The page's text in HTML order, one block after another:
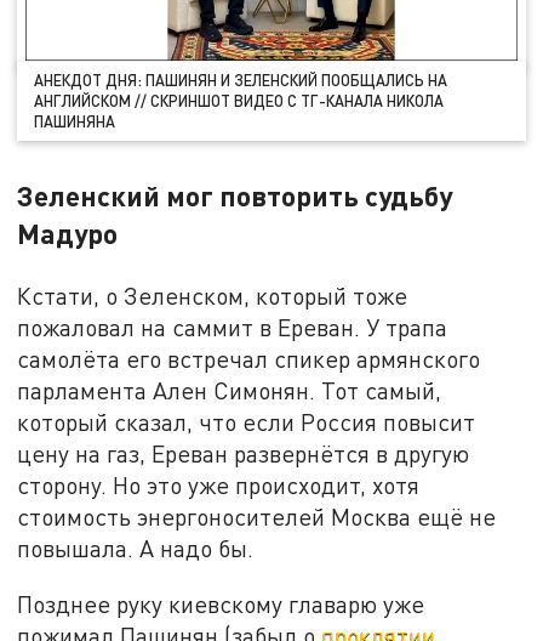
АНЕКДОТ ДНЯ: ПАШИНЯН И ЗЕЛЕНСКИЙ ПООБЩАЛИСЬ НА
АНГЛИЙСКОМ // СКРИНШОТ ВИДЕО С ТГ-КАНАЛА НИКОЛА
ПАШИНЯНА
Зеленский мог повторить судьбу
Мадуро
Кстати, о Зеленском, который тоже
пожаловал на саммит в Ереван. У трапа
самолёта его встречал спикер армянского
парламента Ален Симонян. Тот самый,
который сказал, что если Россия повысит
цену на газ, Ереван развернётся в другую
сторону. Но это уже происходит, хотя
стоимость энергоносителей Москва ещё не
повышала. А надо бы.
Позднее руку киевскому главарю уже
пожимал Пашинян (забыл о проклятии